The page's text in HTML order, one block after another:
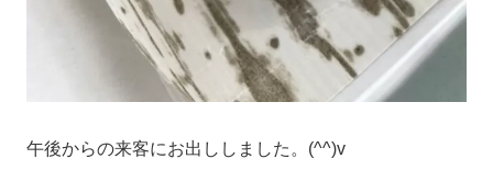
午後からの来客にお出ししました。(^^)v